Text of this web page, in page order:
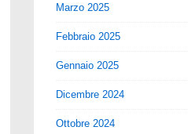
Marzo 2025
Febbraio 2025
Gennaio 2025
Dicembre 2024
Ottobre 2024